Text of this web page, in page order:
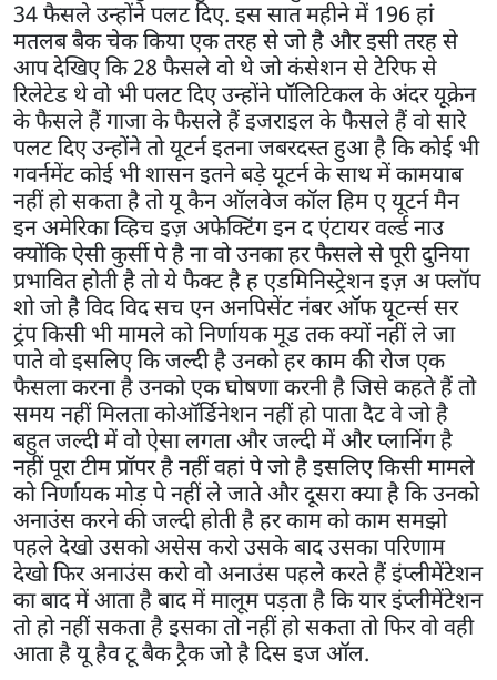
34 फैसले उन्होंने पलट दिए. इस सात महीने में 196 हां
मतलब बैक चेक किया एक तरह से जो है और इसी तरह से
आप देखिए कि 28 फैसले वो थे जो कंसेशन से टेरिफ से
रिलेटेड थे वो भी पलट दिए उन्होंने पॉलिटिकल के अंदर यूक्रेन
के फैसले हैं गाजा के फैसले हैं इजराइल के फैसले हैं वो सारे
पलट दिए उन्होंने तो यूटर्न इतना जबरदस्त हुआ है कि कोई भी
गवर्नमेंट कोई भी शासन इतने बड़े यूटर्न के साथ में कामयाब
नहीं हो सकता है तो यू कैन ऑलवेज कॉल हिम ए यूटर्न मैन
इन अमेरिका व्हिच इज़ अफेक्टिंग इन द एंटायर वर्ल्ड नाउ
क्योंकि ऐसी कुर्सी पे है ना वो उनका हर फैसले से पूरी दुनिया
प्रभावित होती है तो ये फैक्ट है ह एडमिनिस्ट्रेशन इज़ अ फ्लॉप
शो जो है विद विद सच एन अनपिसेंट नंबर ऑफ यूटर्न्स सर
ट्रंप किसी भी मामले को निर्णायक मूड तक क्यों नहीं ले जा
पाते वो इसलिए कि जल्दी है उनको हर काम की रोज एक
फैसला करना है उनको एक घोषणा करनी है जिसे कहते हैं तो
समय नहीं मिलता कोऑर्डिनेशन नहीं हो पाता दैट वे जो है
बहुत जल्दी में वो ऐसा लगता और जल्दी में और प्लानिंग है
नहीं पूरा टीम प्रॉपर है नहीं वहां पे जो है इसलिए किसी मामले
को निर्णायक मोड़ पे नहीं ले जाते और दूसरा क्या है कि उनको
अनाउंस करने की जल्दी होती है हर काम को काम समझो
पहले देखो उसको असेस करो उसके बाद उसका परिणाम
देखो फिर अनाउंस करो वो अनाउंस पहले करते हैं इंप्लीमेंटेशन
का बाद में आता है बाद में मालूम पड़ता है कि यार इंप्लीमेंटेशन
तो हो नहीं सकता है इसका तो नहीं हो सकता तो फिर वो वही
आता है यू हैव टू बैक ट्रैक जो है दिस इज ऑल.